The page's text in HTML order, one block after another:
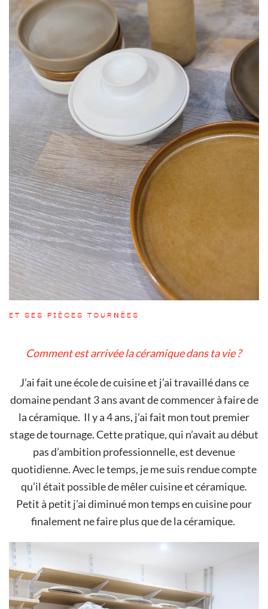
ET SES PIÈCES TOURNÉES
Comment est arrivée la céramique dans ta vie ?
J’ai fait une école de cuisine et j’ai travaillé dans ce
domaine pendant 3 ans avant de commencer à faire de
la céramique. Il y a 4 ans, j’ai fait mon tout premier
stage de tournage. Cette pratique, qui n’avait au début
pas d’ambition professionnelle, est devenue
quotidienne. Avec le temps, je me suis rendue compte
qu’il était possible de mêler cuisine et céramique.
Petit à petit j’ai diminué mon temps en cuisine pour
finalement ne faire plus que de la céramique.